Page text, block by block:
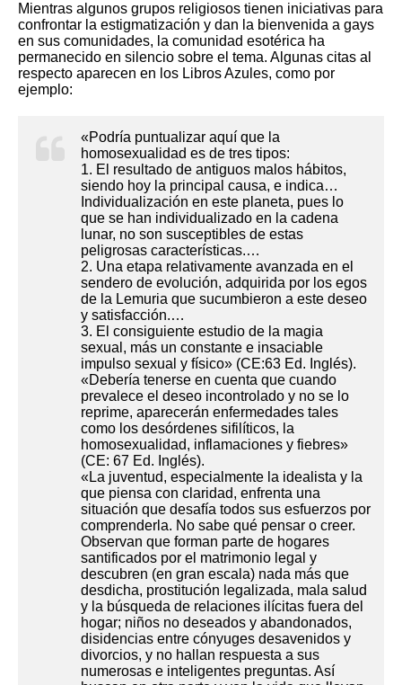
Mientras algunos grupos religiosos tienen iniciativas para
confrontar la estigmatización y dan la bienvenida a gays
en sus comunidades, la comunidad esotérica ha
permanecido en silencio sobre el tema. Algunas citas al
respecto aparecen en los Libros Azules, como por
ejemplo:
«Podría puntualizar aquí que la
homosexualidad es de tres tipos:
1. El resultado de antiguos malos hábitos,
siendo hoy la principal causa, e indica…
Individualización en este planeta, pues lo
que se han individualizado en la cadena
lunar, no son susceptibles de estas
peligrosas características.…
2. Una etapa relativamente avanzada en el
sendero de evolución, adquirida por los egos
de la Lemuria que sucumbieron a este deseo
y satisfacción.…
3. El consiguiente estudio de la magia
sexual, más un constante e insaciable
impulso sexual y físico» (CE:63 Ed. Inglés).
«Debería tenerse en cuenta que cuando
prevalece el deseo incontrolado y no se lo
reprime, aparecerán enfermedades tales
como los desórdenes sifilíticos, la
homosexualidad, inflamaciones y fiebres»
(CE: 67 Ed. Inglés).
«La juventud, especialmente la idealista y la
que piensa con claridad, enfrenta una
situación que desafía todos sus esfuerzos por
comprenderla. No sabe qué pensar o creer.
Observan que forman parte de hogares
santificados por el matrimonio legal y
descubren (en gran escala) nada más que
desdicha, prostitución legalizada, mala salud
y la búsqueda de relaciones ilícitas fuera del
hogar; niños no deseados y abandonados,
disidencias entre cónyuges desavenidos y
divorcios, y no hallan respuesta a sus
numerosas e inteligentes preguntas. Así